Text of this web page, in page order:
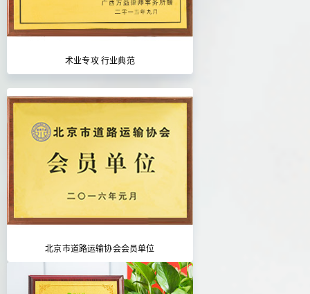
术业专攻 行业典范
北京市道路运输协会会员单位